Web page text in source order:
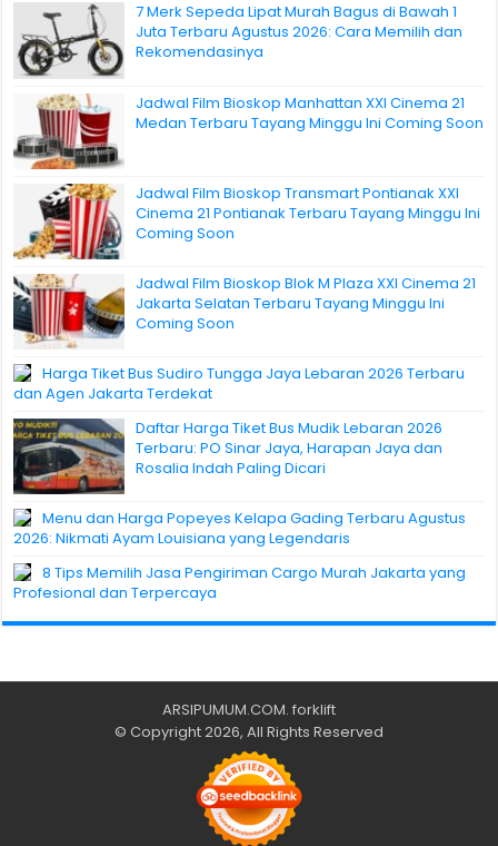
7 Merk Sepeda Lipat Murah Bagus di Bawah 1
Juta Terbaru Agustus 2026: Cara Memilih dan
Rekomendasinya
Jadwal Film Bioskop Manhattan XXI Cinema 21
Medan Terbaru Tayang Minggu Ini Coming Soon
Jadwal Film Bioskop Transmart Pontianak XXI
Cinema 21 Pontianak Terbaru Tayang Minggu Ini
Coming Soon
Jadwal Film Bioskop Blok M Plaza XXI Cinema 21
Jakarta Selatan Terbaru Tayang Minggu Ini
Coming Soon
Harga Tiket Bus Sudiro Tungga Jaya Lebaran 2026 Terbaru
dan Agen Jakarta Terdekat
Daftar Harga Tiket Bus Mudik Lebaran 2026
Terbaru: PO Sinar Jaya, Harapan Jaya dan
Rosalia Indah Paling Dicari
Menu dan Harga Popeyes Kelapa Gading Terbaru Agustus
2026: Nikmati Ayam Louisiana yang Legendaris
8 Tips Memilih Jasa Pengiriman Cargo Murah Jakarta yang
Profesional dan Terpercaya
ARSIPUMUM.COM. forklift
© Copyright 2026, All Rights Reserved